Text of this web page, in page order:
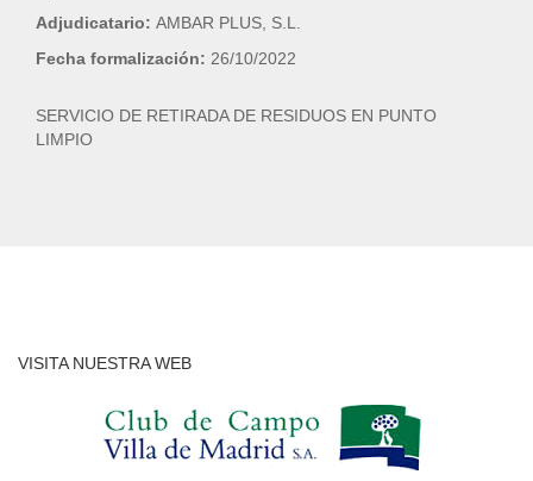
Adjudicatario: AMBAR PLUS, S.L.
Fecha formalización: 26/10/2022
SERVICIO DE RETIRADA DE RESIDUOS EN PUNTO
LIMPIO
VISITA NUESTRA WEB